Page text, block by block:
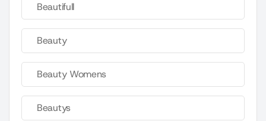
Beautifull
Beauty
Beauty Womens
Beautys